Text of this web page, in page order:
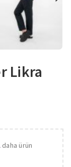
Likra
daha ürün